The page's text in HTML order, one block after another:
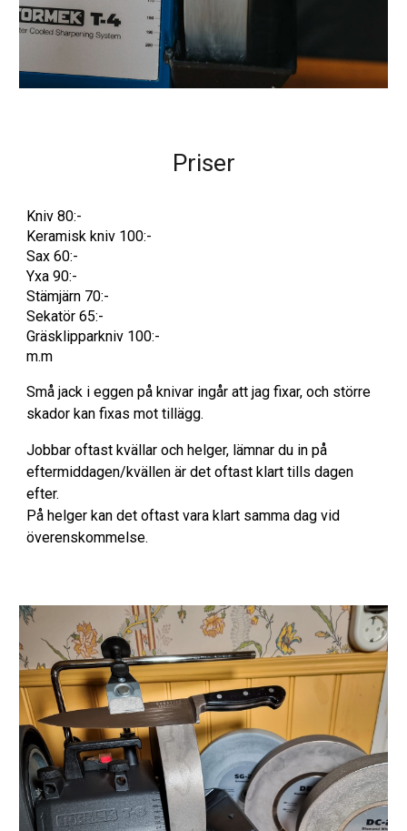
Priser
Kniv 80:-
Keramisk kniv 100:-
Sax 60:-
Yxa 90:-
Stämjärn 70:-
Sekatör 65:-
Gräsklipparkniv 100:-
m.m
Små jack i eggen på knivar ingår att jag fixar, och större
skador kan fixas mot tillägg.
Jobbar oftast kvällar och helger, lämnar du in på
eftermiddagen/kvällen är det oftast klart tills dagen
efter.
På helger kan det oftast vara klart samma dag vid
överenskommelse.